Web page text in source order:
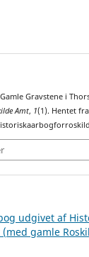
Gravstene i
Amt, 1(1). Hentet fra
udgivet af
gamle